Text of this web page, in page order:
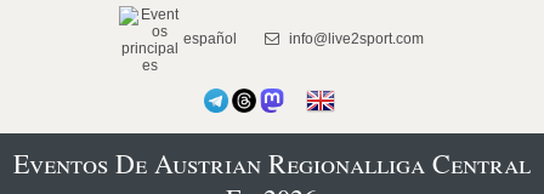
español info@live2sport.com
Eventos De Austrian Regionalliga Central